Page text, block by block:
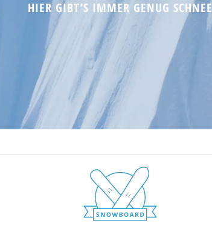
HIER GIBT’S IMMER GENUG SCHNEE